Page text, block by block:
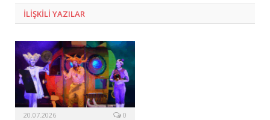
ILIŞKILI YAZILAR
20.07.2026 0